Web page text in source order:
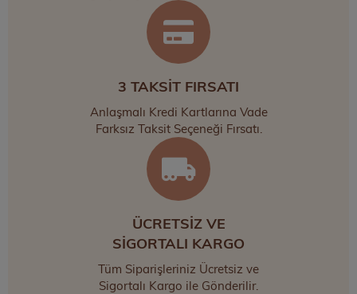
3 TAKSİT FIRSATI
Anlaşmalı Kredi Kartlarına Vade
Farksız Taksit Seçeneği Fırsatı.
ÜCRETSİZ VE
SİGORTALI KARGO
Tüm Siparişleriniz Ücretsiz ve
Sigortalı Kargo ile Gönderilir.